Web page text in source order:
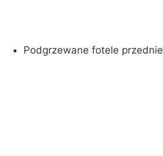
Podgrzewane fotele przednie